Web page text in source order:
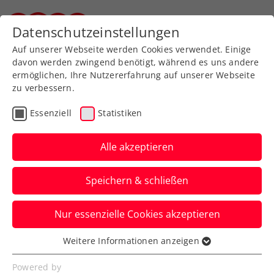
Zurück zur Newsübersicht
Bundesliga
Senioren Bundesliga 2019
Das Herren 60+ Team des GTC kürte sich
zum Österreichischen Meister!
Verfasst von: Stefan Schuh, 02.07.2019
Datenschutzeinstellungen
Auf unserer Webseite werden Cookies verwendet. Einige
davon werden zwingend benötigt, während es uns andere
ermöglichen, Ihre Nutzererfahrung auf unserer Webseite
zu verbessern.
Essenziell Statistiken
Alle akzeptieren
Speichern & schließen
Nur essenzielle Cookies akzeptieren
Essenziell
Essenzielle Cookies werden für grundlegende
Weitere Informationen anzeigen
Powered by